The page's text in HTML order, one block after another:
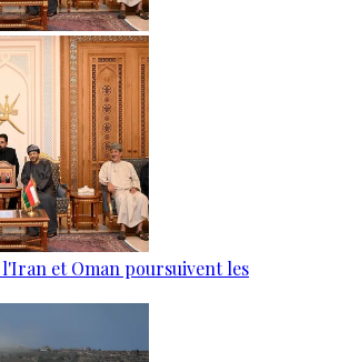
et Oman poursuivent les